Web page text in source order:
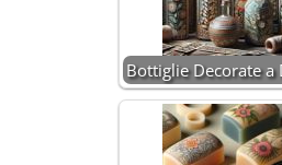
Bottiglie Decorate a